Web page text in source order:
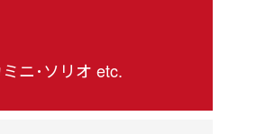
ニ･ソリオ etc.